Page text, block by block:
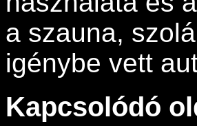
a szauna,
igénybe vett
Kapcsolódó